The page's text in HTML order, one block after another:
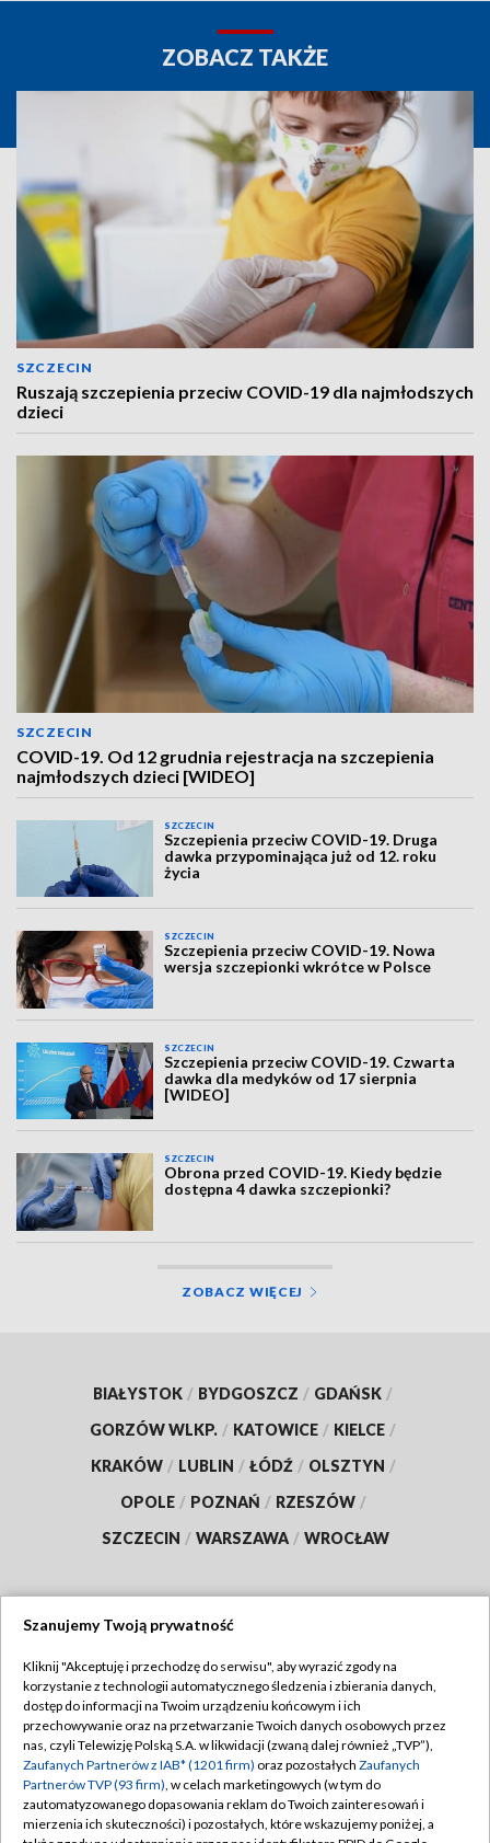
ZOBACZ TAKŻE
SZCZECIN
Ruszają szczepienia przeciw COVID-19 dla najmłodszych
dzieci
SZCZECIN
COVID-19. Od 12 grudnia rejestracja na szczepienia
najmłodszych dzieci [WIDEO]
SZCZECIN
Szczepienia przeciw COVID-19. Druga
dawka przypominająca już od 12. roku
życia
SZCZECIN
Szczepienia przeciw COVID-19. Nowa
wersja szczepionki wkrótce w Polsce
SZCZECIN
Szczepienia przeciw COVID-19. Czwarta
dawka dla medyków od 17 sierpnia
[WIDEO]
SZCZECIN
Obrona przed COVID-19. Kiedy będzie
dostępna 4 dawka szczepionki?
ZOBACZ WIĘCEJ
BIAŁYSTOK / BYDGOSZCZ / GDAŃSK /
GORZÓW WLKP. / KATOWICE / KIELCE /
KRAKÓW / LUBLIN / ŁÓDŹ / OLSZTYN /
OPOLE / POZNAŃ / RZESZÓW /
SZCZECIN / WARSZAWA / WROCŁAW
TVP
Abonament TVP
Emisja w TVP
Centrum informacji TVP
Naziemna Telewizja Cyfrowa
Regulamin TVP
Polityka prywatności
Moje zgody
Pomoc
Szanujemy Twoją prywatność
Kliknij "Akceptuję i przechodzę do serwisu", aby wyrazić zgody na
korzystanie z technologii automatycznego śledzenia i zbierania danych,
dostęp do informacji na Twoim urządzeniu końcowym i ich
przechowywanie oraz na przetwarzanie Twoich danych osobowych przez
nas, czyli Telewizję Polską S.A. w likwidacji (zwaną dalej również „TVP”),
Zaufanych Partnerów z IAB* (1201 firm) oraz pozostałych Zaufanych
Partnerów TVP (93 firm), w celach marketingowych (w tym do
zautomatyzowanego dopasowania reklam do Twoich zainteresowań i
mierzenia ich skuteczności) i pozostałych, które wskazujemy poniżej, a